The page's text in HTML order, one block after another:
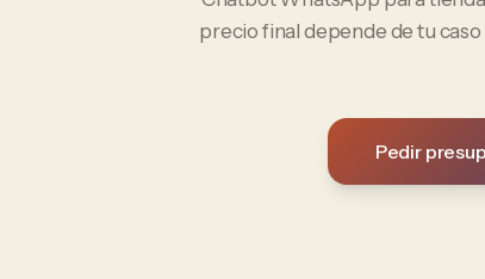
precio final depende de tu
Pedir